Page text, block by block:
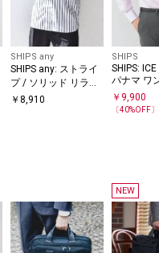
SHIPS any
SHIPS any: ストライ
プ / ソリッド リラッ
クス バンドカラー シ
￥ 8,910
SHIPS
SHIPS:
パナマ ワ
ラー ロン
イプ シャ
￥ 9,900
〔40%OFF〕
NEW